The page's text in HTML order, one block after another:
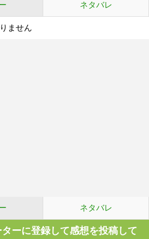
ネタバレ
ません
ネタバレ
ーに登録して感想を投稿して